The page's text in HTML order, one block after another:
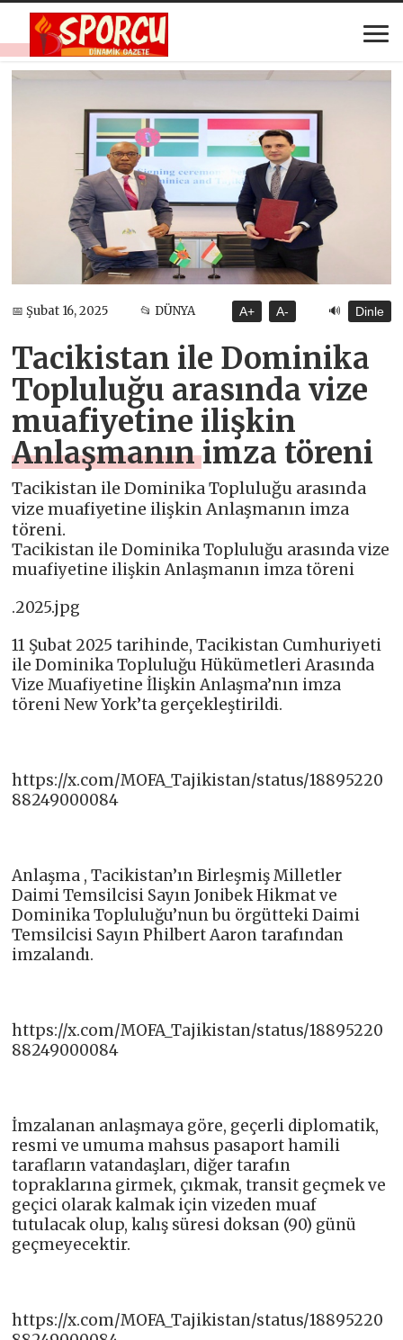
📅 Şubat 16, 2025 📂 DÜNYA A+ A- 🔊 Dinle
Tacikistan ile Dominika
Topluluğu arasında vize
muafiyetine ilişkin
Anlaşmanın imza töreni
Tacikistan ile Dominika Topluluğu arasında
vize muafiyetine ilişkin Anlaşmanın imza
töreni.
Tacikistan ile Dominika Topluluğu arasında vize
muafiyetine ilişkin Anlaşmanın imza töreni
.2025.jpg
11 Şubat 2025 tarihinde, Tacikistan Cumhuriyeti
ile Dominika Topluluğu Hükümetleri Arasında
Vize Muafiyetine İlişkin Anlaşma’nın imza
töreni New York’ta gerçekleştirildi.
https://x.com/MOFA_Tajikistan/status/18895220
88249000084
Anlaşma , Tacikistan’ın Birleşmiş Milletler
Daimi Temsilcisi Sayın Jonibek Hikmat ve
Dominika Topluluğu’nun bu örgütteki Daimi
Temsilcisi Sayın Philbert Aaron tarafından
imzalandı.
https://x.com/MOFA_Tajikistan/status/18895220
88249000084
İmzalanan anlaşmaya göre, geçerli diplomatik,
resmi ve umuma mahsus pasaport hamili
tarafların vatandaşları, diğer tarafın
topraklarına girmek, çıkmak, transit geçmek ve
geçici olarak kalmak için vizeden muaf
tutulacak olup, kalış süresi doksan (90) günü
geçmeyecektir.
https://x.com/MOFA_Tajikistan/status/18895220